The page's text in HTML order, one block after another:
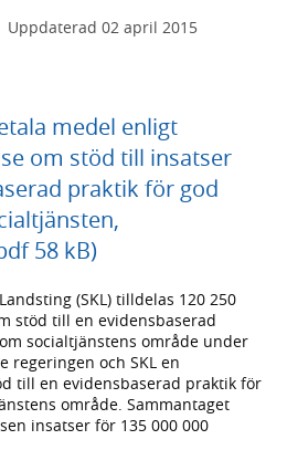
Uppdaterad 02 april 2015
medel enligt
om stöd till insatser
praktik för god
58 kB)
(SKL) tilldelas 120 250
stöd till en evidensbaserad
socialtjänstens område under
regeringen och SKL en
till en evidensbaserad praktik för
område. Sammantaget
insatser för 135 000 000